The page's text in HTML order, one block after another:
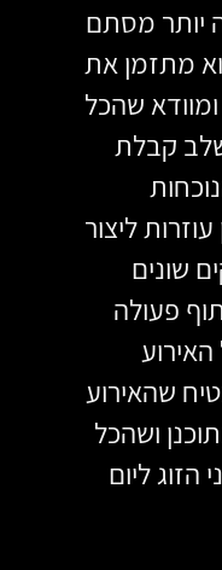
יותר מסתם
מתזמן את
שהכל
קבלת
ליצור
שונים
פעולה
שהאירוע
ושהכל
ליום